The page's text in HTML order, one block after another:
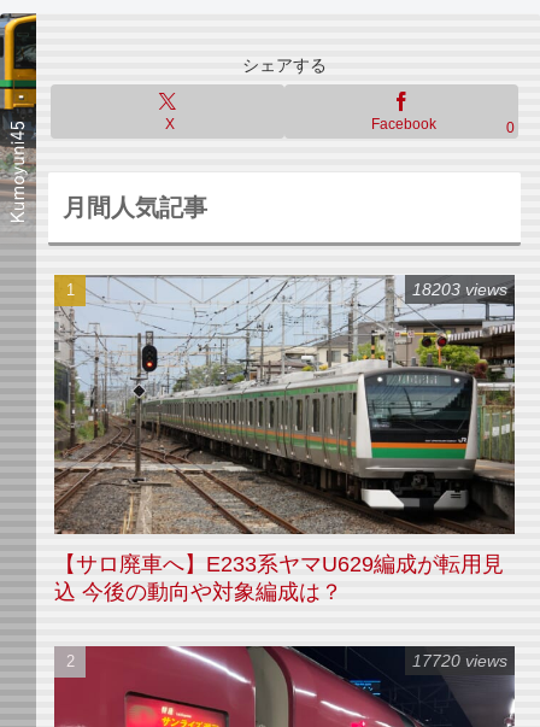
シェアする
X Facebook 0
月間人気記事
【サロ廃車へ】E233系ヤマU629編成が転用見
込 今後の動向や対象編成は？
18203 views
17720 views